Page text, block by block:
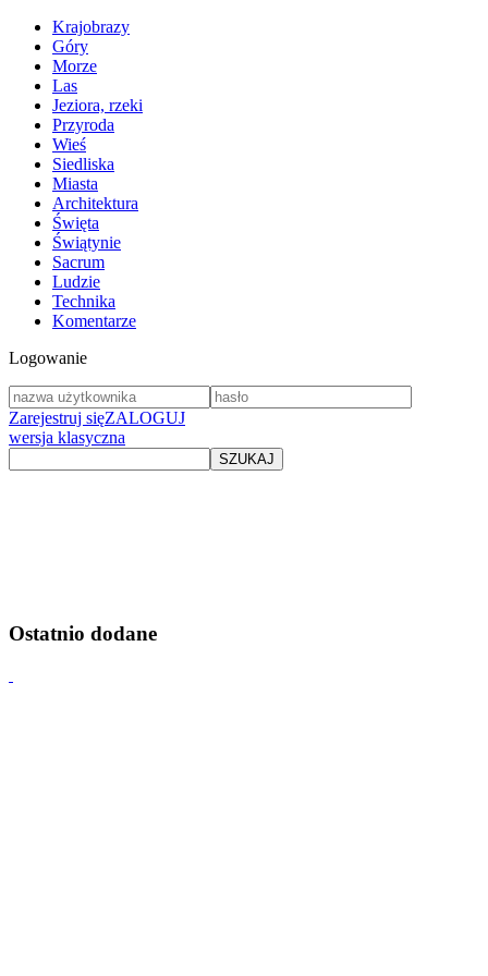
Krajobrazy
Góry
Morze
Las
Jeziora, rzeki
Przyroda
Wieś
Siedliska
Miasta
Architektura
Święta
Świątynie
Sacrum
Ludzie
Technika
Komentarze
Logowanie
Zarejestruj sięZALOGUJ
wersja klasyczna
Ostatnio dodane